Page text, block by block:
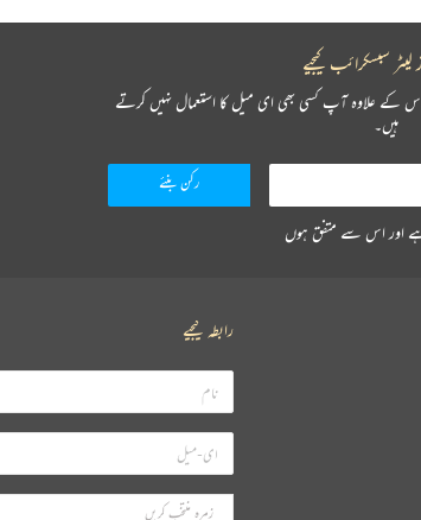
لیٹر سبسکرائب کیجیے
کے علاوہ آپ کسی بھی ای میل کا استعمال نہیں کرتے
ہیں۔
اور اس سے متفق ہوں
رابطہ کیجیے